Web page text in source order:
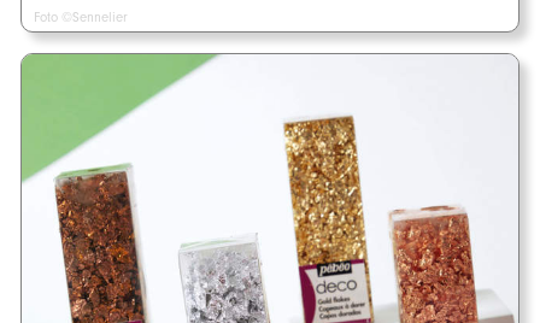
Foto ©Sennelier